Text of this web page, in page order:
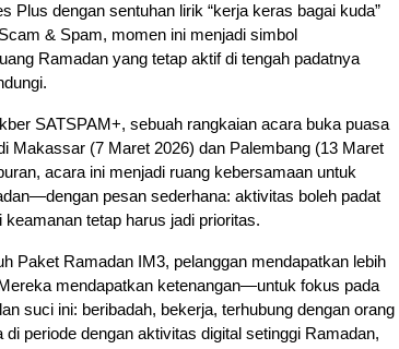
Plus dengan sentuhan lirik “kerja keras bagai kuda”
& Spam, momen ini menjadi simbol
Ramadan yang tetap aktif di tengah padatnya
SATSPAM+, sebuah rangkaian acara buka puasa
Makassar (7 Maret 2026) dan Palembang (13 Maret
acara ini menjadi ruang kebersamaan untuk
pesan sederhana: aktivitas boleh padat
tetap harus jadi prioritas.
Paket Ramadan IM3, pelanggan mendapatkan lebih
mendapatkan ketenangan—untuk fokus pada
suci ini: beribadah, bekerja, terhubung dengan orang
periode dengan aktivitas digital setinggi Ramadan,